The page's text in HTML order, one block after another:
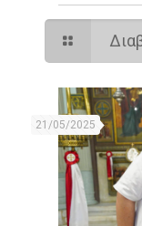
21/05/2025